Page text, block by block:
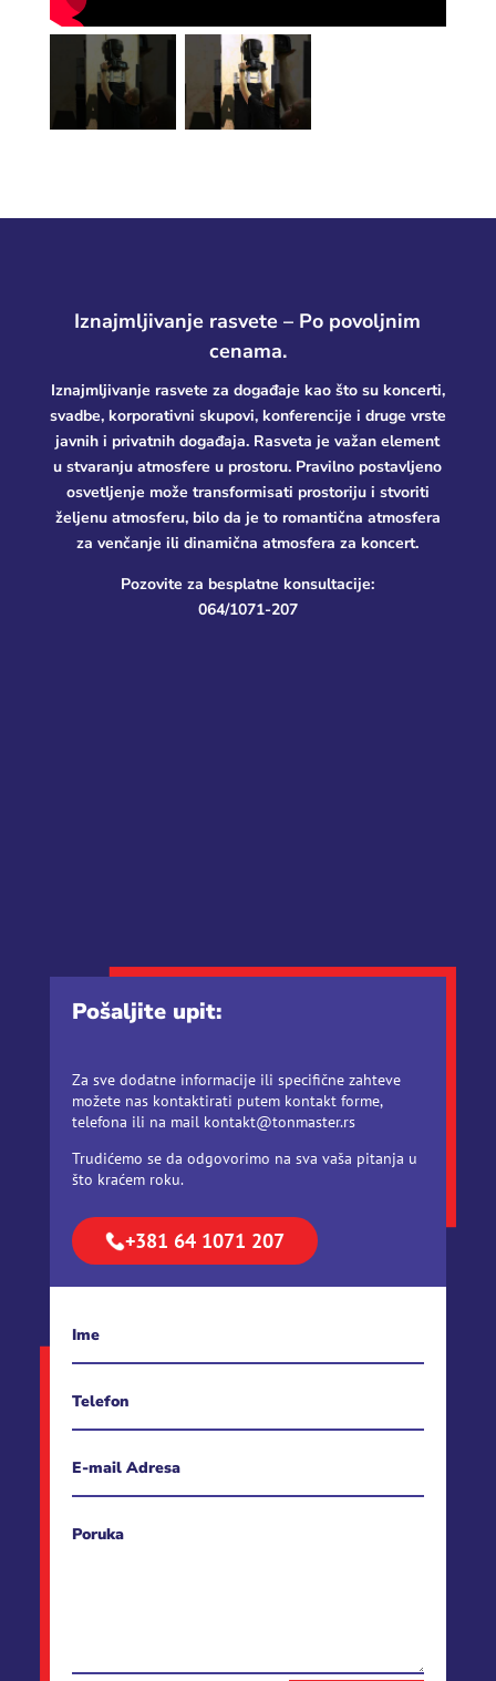
Iznajmljivanje rasvete – Po povoljnim
cenama.
Iznajmljivanje rasvete za događaje kao što su koncerti,
svadbe, korporativni skupovi, konferencije i druge vrste
javnih i privatnih događaja. Rasveta je važan element
u stvaranju atmosfere u prostoru. Pravilno postavljeno
osvetljenje može transformisati prostoriju i stvoriti
željenu atmosferu, bilo da je to romantična atmosfera
za venčanje ili dinamična atmosfera za koncert.
Pozovite za besplatne konsultacije:
064/1071-207
Pošaljite upit:
Za sve dodatne informacije ili specifične zahteve
možete nas kontaktirati putem kontakt forme,
telefona ili na mail kontakt@tonmaster.rs
Trudićemo se da odgovorimo na sva vaša pitanja u
što kraćem roku.
+381 64 1071 207